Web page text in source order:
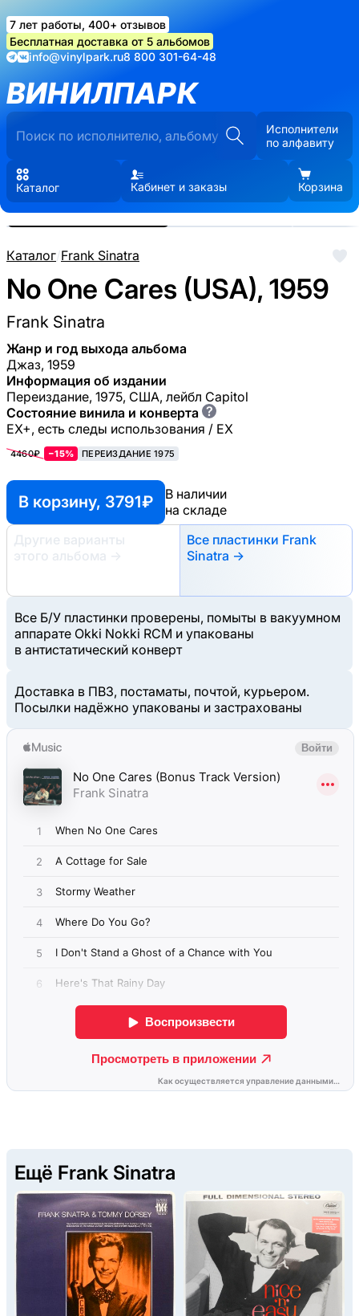
7 лет работы, 400+ отзывов
Бесплатная доставка от 5 альбомов
info@vinylpark.ru8 800 301-64-48
ВИНИЛПАРК
Исполнители
по алфавиту
Каталог Кабинет и заказы Корзина
Каталог/Frank Sinatra
No One Cares (USA), 1959
Frank Sinatra
Жанр и год выхода альбома
Джаз, 1959
Информация об издании
Переиздание, 1975, США, лейбл Capitol
Состояние винила и конверта ?
EX+, есть следы использования / EX
4460₽ −15% ПЕРЕИЗДАНИЕ 1975
В корзину, 3791 ₽
В наличии
на складе
Другие варианты
этого альбома
→
Все пластинки Frank
Sinatra →
Все Б/У пластинки проверены, помыты в вакуумном
аппарате Okki Nokki RCM и упакованы
в антистатический конверт
Доставка в ПВЗ, постаматы, почтой, курьером.
Посылки надёжно упакованы и застрахованы
Реальные фото пластинки.
Нажмите, чтобы увеличить
Ещё Frank Sinatra